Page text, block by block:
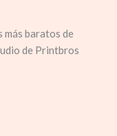
más baratos de
de Printbros